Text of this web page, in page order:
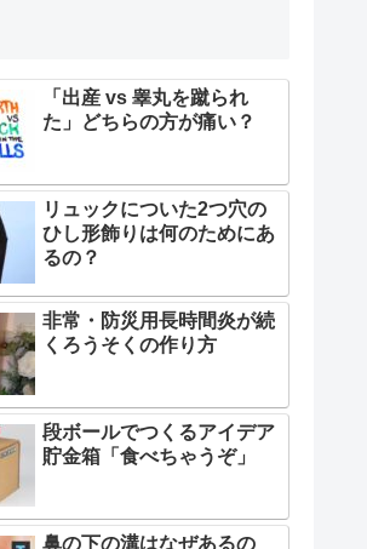
「出産 vs 睾丸を蹴られ
た」どちらの方が痛い？
リュックについた2つ穴の
ひし形飾りは何のためにあ
るの？
非常・防災用長時間炎が続
くろうそくの作り方
段ボールでつくるアイデア
貯金箱「食べちゃうぞ」
鼻の下の溝はなぜあるの